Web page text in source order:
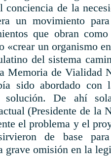
conciencia de la
un movimiento
que obran
«crear un organismo
del sistema
Memoria de Vialidad
sido abordado
solución. De ahí
(Presidente de la
el problema y el
de base
grave omisión en la